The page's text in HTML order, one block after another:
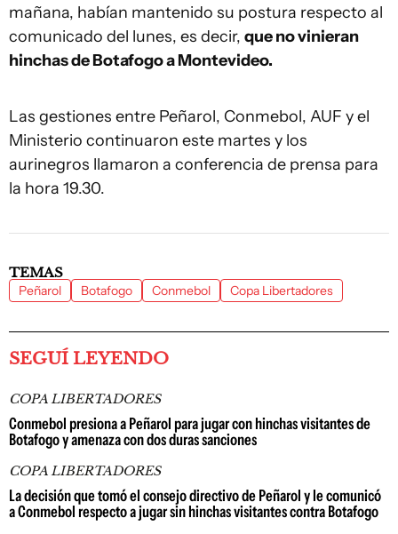
mañana, habían mantenido su postura respecto al
comunicado del lunes, es decir, que no vinieran
hinchas de Botafogo a Montevideo.
Las gestiones entre Peñarol, Conmebol, AUF y el
Ministerio continuaron este martes y los
aurinegros llamaron a conferencia de prensa para
la hora 19.30.
TEMAS
Peñarol Botafogo Conmebol Copa Libertadores
SEGUÍ LEYENDO
COPA LIBERTADORES
Conmebol presiona a Peñarol para jugar con hinchas visitantes de
Botafogo y amenaza con dos duras sanciones
COPA LIBERTADORES
La decisión que tomó el consejo directivo de Peñarol y le comunicó
a Conmebol respecto a jugar sin hinchas visitantes contra Botafogo